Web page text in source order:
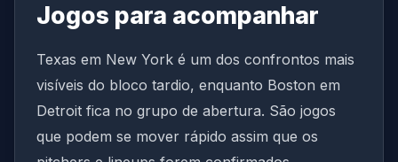
Jogos para acompanhar
Texas em New York é um dos confrontos mais
visíveis do bloco tardio, enquanto Boston em
Detroit fica no grupo de abertura. São jogos
que podem se mover rápido assim que os